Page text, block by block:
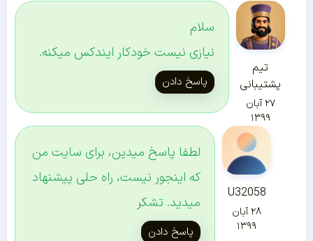
تیم
پشتیبانی
۲۷ آبان
۱۳۹۹
سلام
نیازی نیست خودکار ایندکس میکنه.
پاسخ دادن
U32058
۲۸ آبان
۱۳۹۹
لطفا پاسخ میدین، برای سایت من
که اینجور نیست، راه حلی پیشنهاد
میدید. تشکر
پاسخ دادن